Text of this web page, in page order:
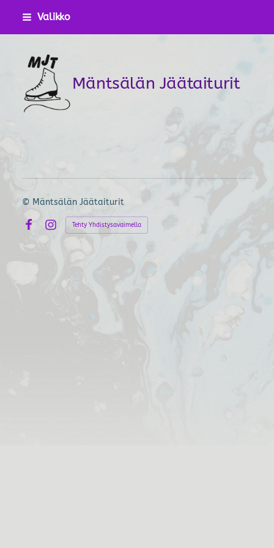
Siirry
Valikko
Mäntsälän Jäätaiturit
© Mäntsälän Jäätaiturit
Instagram
Tehty Yhdistysavaimella